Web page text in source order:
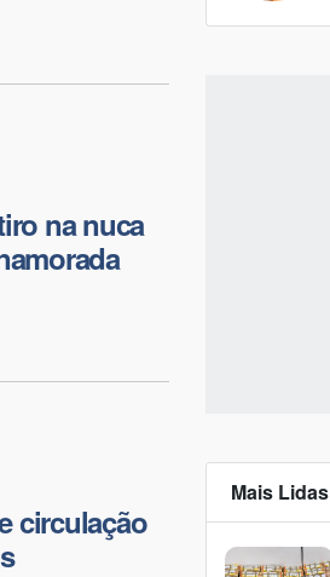
na nuca
circulação
Mais Lidas